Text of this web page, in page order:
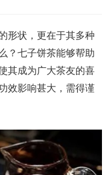
形状，更在于其多种
？七子饼茶能够帮助
其成为广大茶友的喜
效影响甚大，需得谨